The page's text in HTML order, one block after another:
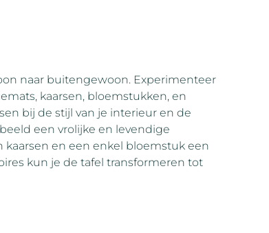
naar buitengewoon. Experimenteer
kaarsen, bloemstukken, en
bij de stijl van je interieur en de
een vrolijke en levendige
en een enkel bloemstuk een
kun je de tafel transformeren tot